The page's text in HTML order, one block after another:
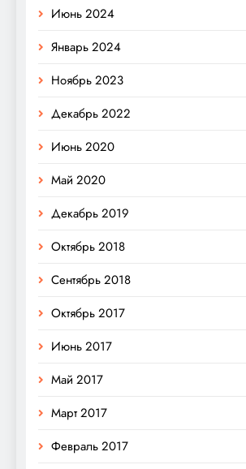
Июнь 2024
Январь 2024
Ноябрь 2023
Декабрь 2022
Июнь 2020
Май 2020
Декабрь 2019
Октябрь 2018
Сентябрь 2018
Октябрь 2017
Июнь 2017
Май 2017
Март 2017
Февраль 2017